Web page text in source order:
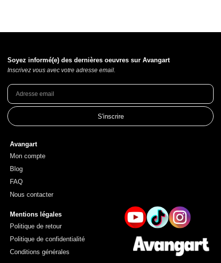
Avangart
Mon compte
Blog
FAQ
Nous contacter
Soyez informé(e) des dernières oeuvres sur Avangart
Inscrivez vous avec votre adresse email.
S'inscrire
Mentions légales
Politique de retour
Politique de confidentialité
Conditions générales